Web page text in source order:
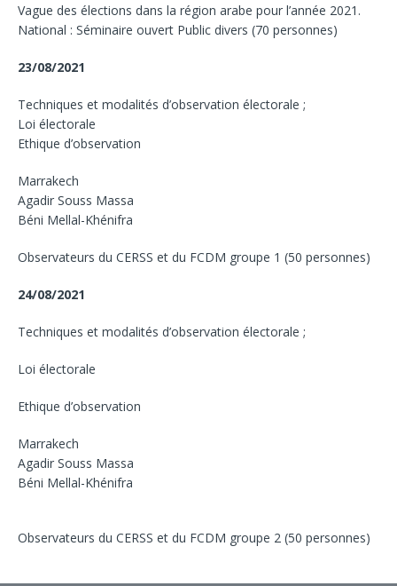
Vague des élections dans la région arabe pour l’année 2021.
National : Séminaire ouvert Public divers (70 personnes)
23/08/2021
Techniques et modalités d’observation électorale ;
Loi électorale
Ethique d’observation
Marrakech
Agadir Souss Massa
Béni Mellal-Khénifra
Observateurs du CERSS et du FCDM groupe 1 (50 personnes)
24/08/2021
Techniques et modalités d’observation électorale ;
Loi électorale
Ethique d’observation
Marrakech
Agadir Souss Massa
Béni Mellal-Khénifra
Observateurs du CERSS et du FCDM groupe 2 (50 personnes)